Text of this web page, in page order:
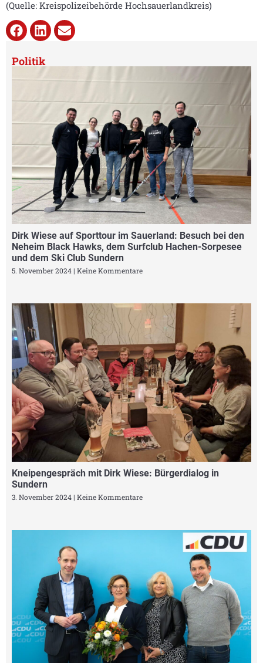
(Quelle: Kreispolizeibehörde Hochsauerlandkreis)
Politik
Dirk Wiese auf Sporttour im Sauerland: Besuch bei den
Neheim Black Hawks, dem Surfclub Hachen-Sorpesee
und dem Ski Club Sundern
5. November 2024 Keine Kommentare
Kneipengespräch mit Dirk Wiese: Bürgerdialog in
Sundern
3. November 2024 Keine Kommentare